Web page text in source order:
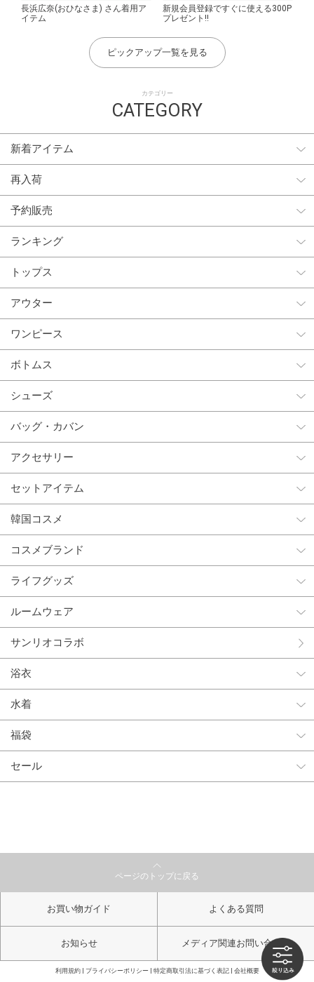
カテゴリー
CATEGORY
新着アイテム
再入荷
予約販売
ランキング
トップス
アウター
ワンピース
ボトムス
シューズ
バッグ・カバン
アクセサリー
セットアイテム
韓国コスメ
コスメブランド
ライフグッズ
ルームウェア
サンリオコラボ
浴衣
水着
福袋
セール
長浜広奈(おひなさま) さん着用ア
イテム
新規会員登録ですぐに使える300P
プレゼント!!
ピックアップ一覧を見る
ページのトップに戻る
お買い物ガイド よくある質問
お知らせ メディア関連お問い合わせ
利用規約 プライバシーポリシー 特定商取引法に基づく表記 会社概要